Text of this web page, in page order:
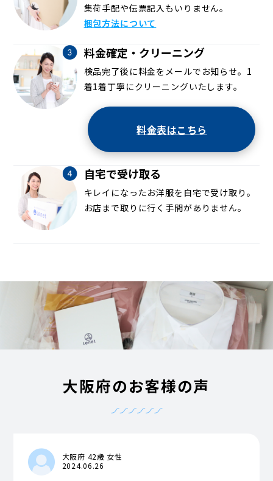
集荷手配や伝票記入もいりません。
梱包方法について
料金確定・クリーニング
検品完了後に料金をメールでお知らせ。1
着1着丁寧にクリーニングいたします。
料金表はこちら
自宅で受け取る
キレイになったお洋服を自宅で受け取り。
お店まで取りに行く手間がありません。
大阪府のお客様の声
大阪府 42歳 女性
2024.06.26